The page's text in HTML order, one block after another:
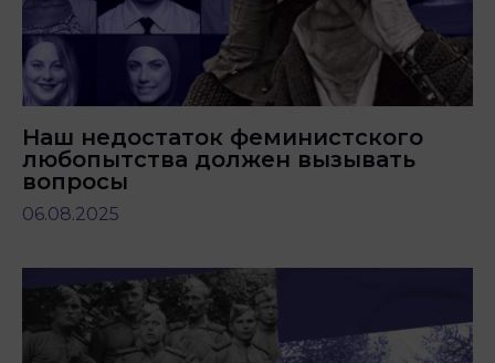
Наш недостаток феминистского
любопытства должен вызывать
вопросы
06.08.2025